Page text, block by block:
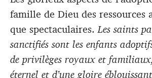
famille de Dieu des ressources
que spectaculaires.Les saints
sanctifiés sont les enfants
de privilèges royaux et
éternel et d’une gloire